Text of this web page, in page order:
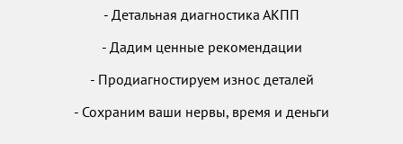
- Детальная диагностика АКПП
- Дадим ценные рекомендации
- Продиагностируем износ деталей
- Сохраним ваши нервы, время и деньги